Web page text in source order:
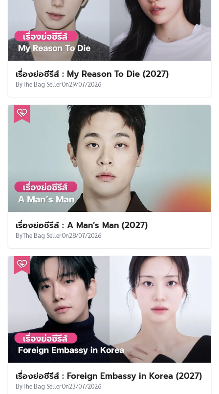
เรื่องย่อซีรีส์ : My Reason To Die (2027)
ByThe Bag SellerOn29/07/2026
เรื่องย่อซีรีส์ : A Man’s Man (2027)
ByThe Bag SellerOn28/07/2026
เรื่องย่อซีรีส์ : Foreign Embassy in Korea (2027)
ByThe Bag SellerOn23/07/2026